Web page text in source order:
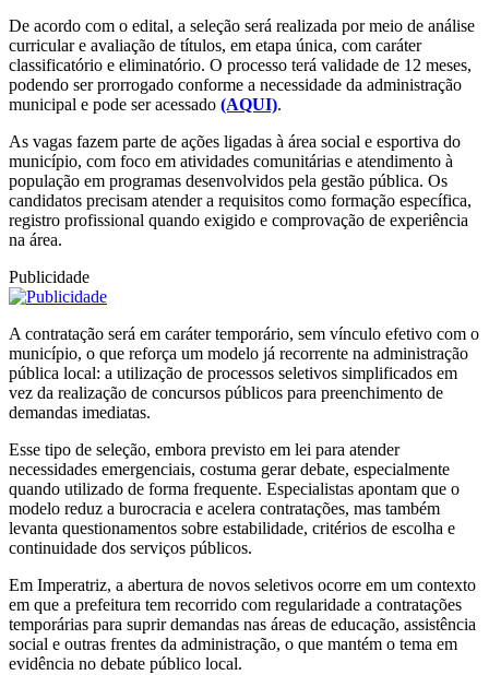
De acordo com o edital, a seleção será realizada por meio de análise
curricular e avaliação de títulos, em etapa única, com caráter
classificatório e eliminatório. O processo terá validade de 12 meses,
podendo ser prorrogado conforme a necessidade da administração
municipal e pode ser acessado (AQUI).
As vagas fazem parte de ações ligadas à área social e esportiva do
município, com foco em atividades comunitárias e atendimento à
população em programas desenvolvidos pela gestão pública. Os
candidatos precisam atender a requisitos como formação específica,
registro profissional quando exigido e comprovação de experiência
na área.
Publicidade
A contratação será em caráter temporário, sem vínculo efetivo com o
município, o que reforça um modelo já recorrente na administração
pública local: a utilização de processos seletivos simplificados em
vez da realização de concursos públicos para preenchimento de
demandas imediatas.
Esse tipo de seleção, embora previsto em lei para atender
necessidades emergenciais, costuma gerar debate, especialmente
quando utilizado de forma frequente. Especialistas apontam que o
modelo reduz a burocracia e acelera contratações, mas também
levanta questionamentos sobre estabilidade, critérios de escolha e
continuidade dos serviços públicos.
Em Imperatriz, a abertura de novos seletivos ocorre em um contexto
em que a prefeitura tem recorrido com regularidade a contratações
temporárias para suprir demandas nas áreas de educação, assistência
social e outras frentes da administração, o que mantém o tema em
evidência no debate público local.